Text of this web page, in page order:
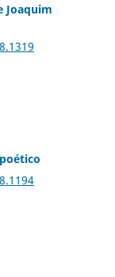
Joaquim